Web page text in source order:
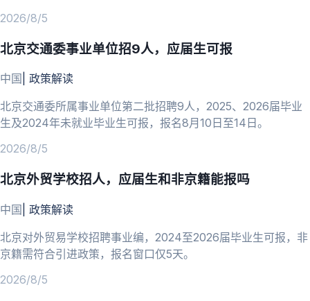
2026/8/5
北京交通委事业单位招9人，应届生可报
中国 政策解读
北京交通委所属事业单位第二批招聘9人，2025、2026届毕业
生及2024年未就业毕业生可报，报名8月10日至14日。
2026/8/5
北京外贸学校招人，应届生和非京籍能报吗
中国 政策解读
北京对外贸易学校招聘事业编，2024至2026届毕业生可报，非
京籍需符合引进政策，报名窗口仅5天。
2026/8/5